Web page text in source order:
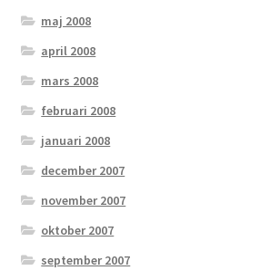
maj 2008
april 2008
mars 2008
februari 2008
januari 2008
december 2007
november 2007
oktober 2007
september 2007